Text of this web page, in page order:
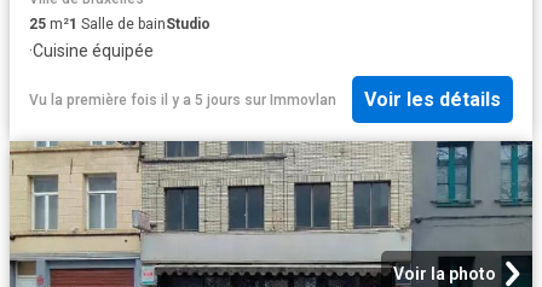
25 m²1 Salle de bainStudio
·Cuisine équipée
Vu la première fois il y a 5 jours sur Immovlan Voir les détails
Voir la photo